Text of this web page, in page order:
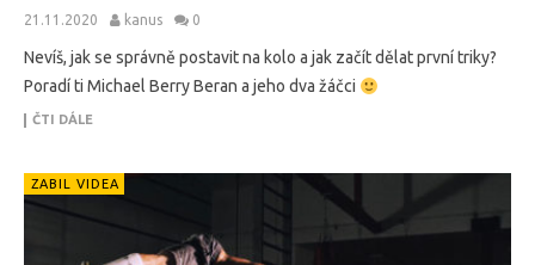
21.11.2020 kanus 0
Nevíš, jak se správně postavit na kolo a jak začít dělat první triky?
Poradí ti Michael Berry Beran a jeho dva žáčci
ČTI DÁLE
ZABIL VIDEA